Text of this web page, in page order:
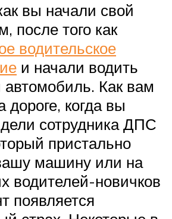
вы начали свой
после того как
водительское
и начали водить
Как вам
когда вы
сотрудника ДПС
пристально
машину или на
водителей-новичков
появляется